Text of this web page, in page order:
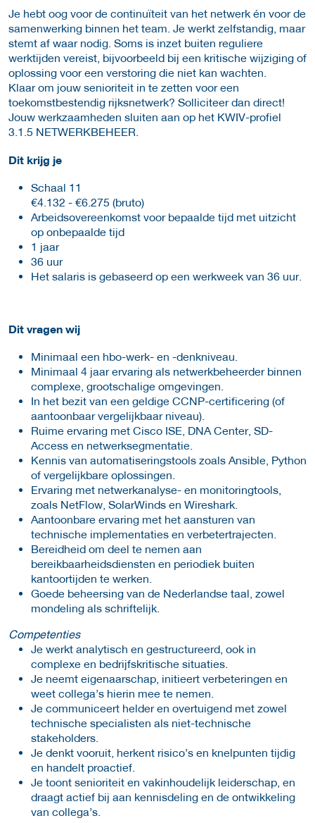
Je hebt oog voor de continuïteit van het netwerk én voor de
samenwerking binnen het team. Je werkt zelfstandig, maar
stemt af waar nodig. Soms is inzet buiten reguliere
werktijden vereist, bijvoorbeeld bij een kritische wijziging of
oplossing voor een verstoring die niet kan wachten.
Klaar om jouw senioriteit in te zetten voor een
toekomstbestendig rijksnetwerk? Solliciteer dan direct!
Jouw werkzaamheden sluiten aan op het KWIV-profiel
3.1.5 NETWERKBEHEER.
Dit krijg je
Schaal 11
€4.132 - €6.275 (bruto)
Arbeidsovereenkomst voor bepaalde tijd met uitzicht
op onbepaalde tijd
1 jaar
36 uur
Het salaris is gebaseerd op een werkweek van 36 uur.
Dit vragen wij
Minimaal een hbo-werk- en -denkniveau.
Minimaal 4 jaar ervaring als netwerkbeheerder binnen
complexe, grootschalige omgevingen.
In het bezit van een geldige CCNP-certificering (of
aantoonbaar vergelijkbaar niveau).
Ruime ervaring met Cisco ISE, DNA Center, SD-
Access en netwerksegmentatie.
Kennis van automatiseringstools zoals Ansible, Python
of vergelijkbare oplossingen.
Ervaring met netwerkanalyse- en monitoringtools,
zoals NetFlow, SolarWinds en Wireshark.
Aantoonbare ervaring met het aansturen van
technische implementaties en verbetertrajecten.
Bereidheid om deel te nemen aan
bereikbaarheidsdiensten en periodiek buiten
kantoortijden te werken.
Goede beheersing van de Nederlandse taal, zowel
mondeling als schriftelijk.
Competenties
Je werkt analytisch en gestructureerd, ook in
complexe en bedrijfskritische situaties.
Je neemt eigenaarschap, initieert verbeteringen en
weet collega’s hierin mee te nemen.
Je communiceert helder en overtuigend met zowel
technische specialisten als niet-technische
stakeholders.
Je denkt vooruit, herkent risico’s en knelpunten tijdig
en handelt proactief.
Je toont senioriteit en vakinhoudelijk leiderschap, en
draagt actief bij aan kennisdeling en de ontwikkeling
van collega’s.